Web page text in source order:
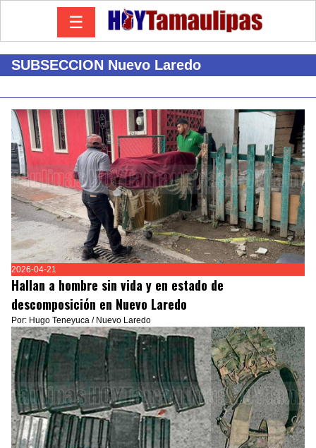
☰
SUBSECCION Nuevo Laredo
2026-04-21
Hallan a hombre sin vida y en estado de
descomposición en Nuevo Laredo
Por: Hugo Teneyuca / Nuevo Laredo